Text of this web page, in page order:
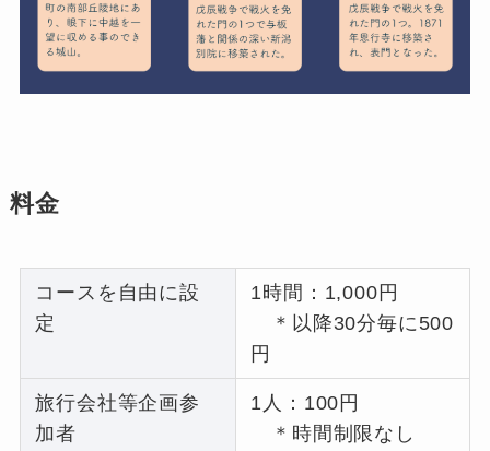
料金
コースを自由に設
定
1時間：1,000円
＊以降30分毎に500
円
旅行会社等企画参
加者
1人：100円
＊時間制限なし